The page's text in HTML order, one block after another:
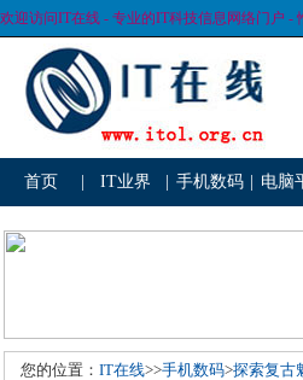
欢迎访问IT在线 - 专业的IT科技信息网络门户 -
首页 IT业界 手机数码 电脑
您的位置： IT在线>>手机数码>探索复古